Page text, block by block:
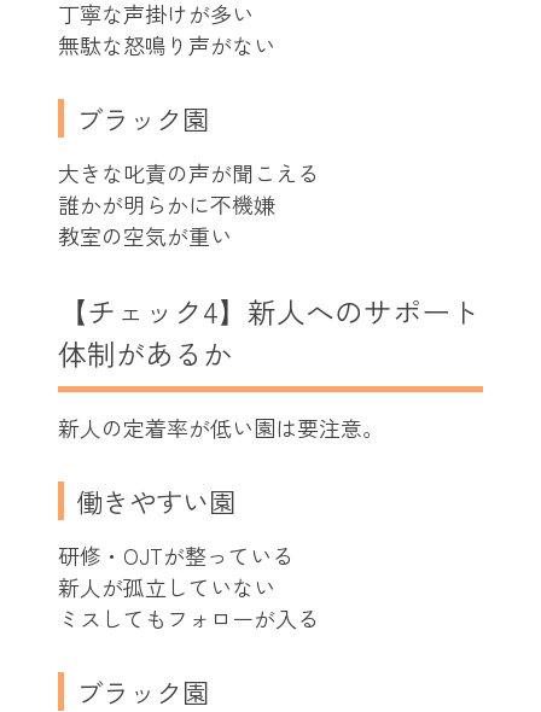
丁寧な声掛けが多い
無駄な怒鳴り声がない
ブラック園
大きな叱責の声が聞こえる
誰かが明らかに不機嫌
教室の空気が重い
【チェック4】新人へのサポート
体制があるか
新人の定着率が低い園は要注意。
働きやすい園
研修・OJTが整っている
新人が孤立していない
ミスしてもフォローが入る
ブラック園